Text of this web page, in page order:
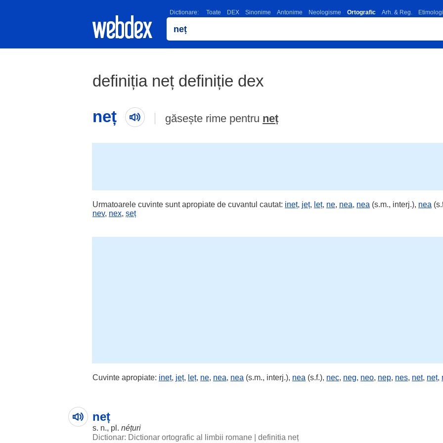
Dictionare: Toate DEX Sinonime Antonime Neologisme Ortografic Arh. & Reg.
definiția neț definiție dex
neț
găsește rime pentru neț
Urmatoarele cuvinte sunt apropiate de cuvantul cautat: ineț, jeț, leț, ne, nea, nea (s.m., interj.), nea
nev, nex, șeț
Cuvinte apropiate: ineț, jeț, leț, ne, nea, nea (s.m., interj.), nea (s.f.), nec, neg, neo, nep, nes, net, neț,
neț
s. n., pl. néțuri
Dictionar: Dictionar ortografic al limbii romane
definitia neț